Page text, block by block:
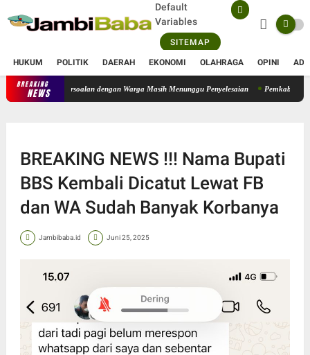
Default
Variables
SITEMAP
HUKUM POLITIK DAERAH EKONOMI OLAHRAGA OPINI
BREAKING
NEWS
Sejumlah Persoalan dengan Warga Masih Menunggu Penyelesaian Pemkab Muaro
BREAKING NEWS !!! Nama Bupati
BBS Kembali Dicatut Lewat FB
dan WA Sudah Banyak Korbanya
Jambibaba.id Juni 25, 2025